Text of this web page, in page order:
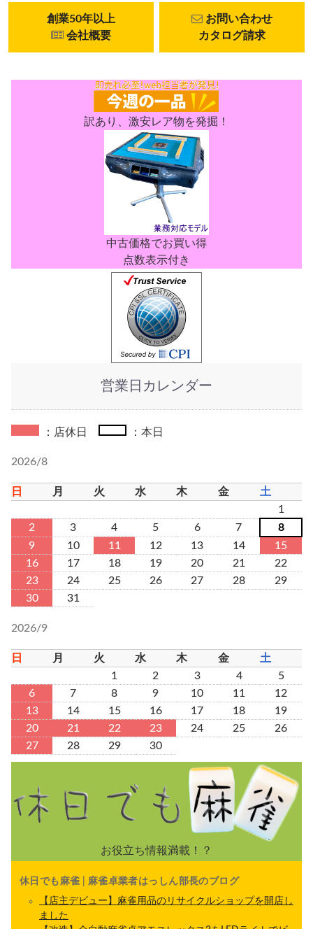
創業50年以上
会社概要
お問い合わせ
カタログ請求
訳あり、激安レア物を発掘！
中古価格でお買い得
点数表示付き
営業日カレンダー
：店休日 ：本日
2026/8
日 月 火 水 木 金
土
1
2
3 4 5 6 7
8
9
10 11 12 13 14
15
16
17 18 19 20 21
22
23
24 25 26 27 28
29
30
31
2026/9
日 月 火 水 木 金
土
1
2 3 4
5
6
7 8 9 10 11
12
13
14 15 16 17 18
19
20
21 22 23 24 25
26
27
28 29 30
お役立ち情報満載！？
休日でも麻雀 | 麻雀卓業者はっしん部長のブログ
【店主デビュー】麻雀用品のリサイクルショップを開店し
ました